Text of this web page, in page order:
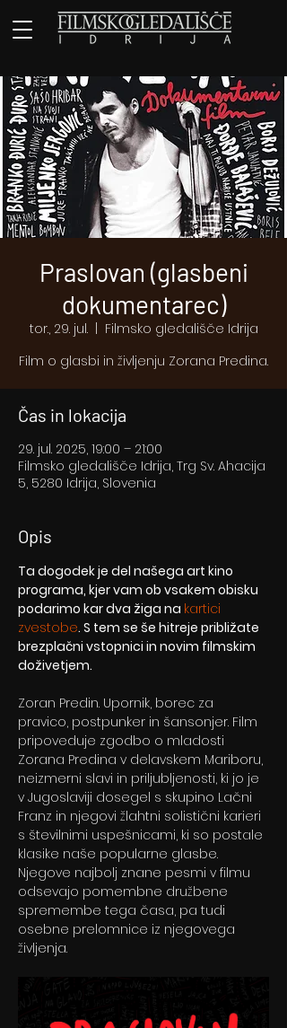
Praslovan (glasbeni
dokumentarec)
tor., 29. jul.
  |
Filmsko gledališče Idrija
Film o glasbi in življenju Zorana Predina.
Čas in lokacija
29. jul. 2025, 19:00 – 21:00
Filmsko gledališče Idrija, Trg Sv. Ahacija
5, 5280 Idrija, Slovenia
Opis
Ta dogodek je del našega art kino
programa, kjer vam ob vsakem obisku
podarimo kar dva žiga na kartici
zvestobe. S tem se še hitreje približate
brezplačni vstopnici in novim filmskim
doživetjem.
Zoran Predin. Upornik, borec za
pravico, postpunker in šansonjer. Film
pripoveduje zgodbo o mladosti
Zorana Predina v delavskem Mariboru,
neizmerni slavi in priljubljenosti, ki jo je
v Jugoslaviji dosegel s skupino Lačni
Franz in njegovi žlahtni solistični karieri
s številnimi uspešnicami, ki so postale
klasike naše popularne glasbe.
Njegove najbolj znane pesmi v filmu
odsevajo pomembne družbene
spremembe tega časa, pa tudi
osebne prelomnice iz njegovega
življenja.